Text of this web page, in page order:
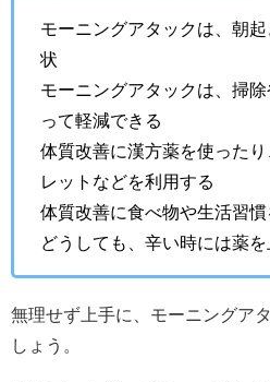
モーニングアタックは、朝
状
モーニングアタックは、掃
って軽減できる
体質改善に漢方薬を使った
レットなどを利用する
体質改善に食べ物や生活習
どうしても、辛い時には薬を
無理せず上手に、モーニングア
しょう。